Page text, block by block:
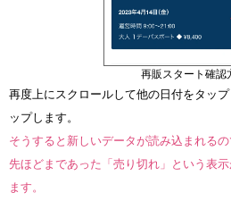
再販スタート確
再度上にスクロールして他の日付をタッ
ップします。
そうすると新しいデータが読み込まれる
先ほどまであった「売り切れ」という表
ます。